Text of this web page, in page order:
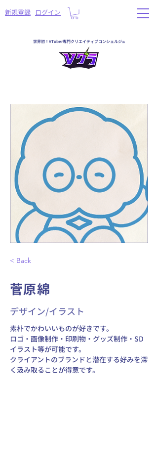
​新規登録 ログイン
世界初！VTuber専門クリエイティブコンシェルジュ
< Back
菅原綿
デザイン/イラスト
素朴でかわいいものが好きです。
ロゴ・画像制作・印刷物・グッズ制作・SD
イラスト等が可能です。
クライアントのブランドと潜在する好みを深
く汲み取ることが得意です。